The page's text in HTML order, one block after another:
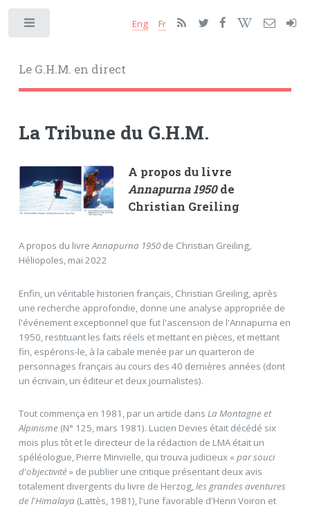
Le G.H.M. en direct
Eng Fr
La Tribune du G.H.M.
A propos du livre
Annapurna 1950de
Christian Greiling
A propos du livreAnnapurna 1950de Christian Greiling,
Héliopoles, mai 2022
Enfin, un véritable historien français, Christian Greiling, après
une recherche approfondie, donne une analyse appropriée de
l'événement exceptionnel que fut l'ascension de l'Annapurna en
1950, restituant les faits réels et mettant en pièces, et mettant
fin, espérons-le, à la cabale menée par un quarteron de
personnages français au cours des 40 dernières années (dont
un écrivain, un éditeur et deux journalistes).
Tout commença en 1981, par un article dans La Montagne et
Alpinisme (N° 125, mars 1981). Lucien Devies était décédé six
mois plus tôt et le directeur de la rédaction de LMA était un
spéléologue, Pierre Minvielle, qui trouva judicieux «par souci
d'objectivité» de publier une critique présentant deux avis
totalement divergents du livre de Herzog,les grandes aventures
de l'Himalaya (Lattès, 1981), l'une favorable d'Henri Voiron et